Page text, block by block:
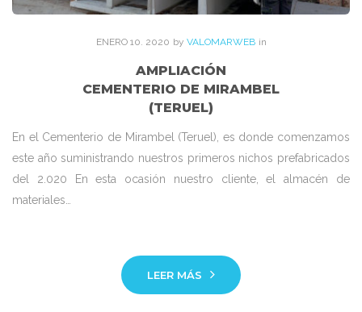
ENERO10 . 2020 by VALOMARWEB in
AMPLIACIÓN
CEMENTERIO DE MIRAMBEL
(TERUEL)
En el Cementerio de Mirambel (Teruel), es donde comenzamos
este año suministrando nuestros primeros nichos prefabricados
del 2.020 En esta ocasión nuestro cliente, el almacén de
materiales…
LEER MÁS